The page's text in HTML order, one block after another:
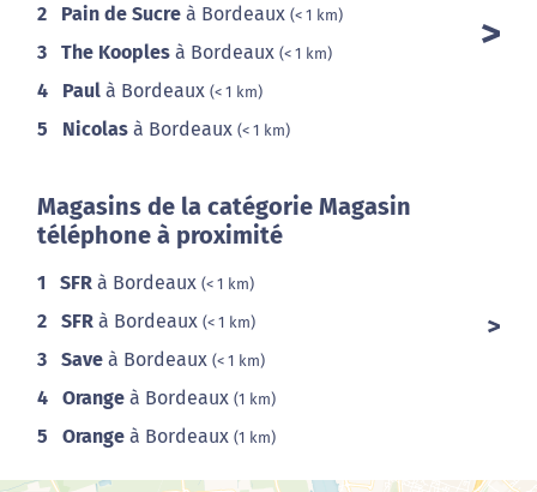
2 Pain de Sucre à Bordeaux (< 1 km)
3 The Kooples à Bordeaux (< 1 km)
4 Paul à Bordeaux (< 1 km)
5 Nicolas à Bordeaux (< 1 km)
Magasins de la catégorie Magasin
téléphone à proximité
1 SFR à Bordeaux (< 1 km)
2 SFR à Bordeaux (< 1 km)
3 Save à Bordeaux (< 1 km)
4 Orange à Bordeaux (1 km)
5 Orange à Bordeaux (1 km)